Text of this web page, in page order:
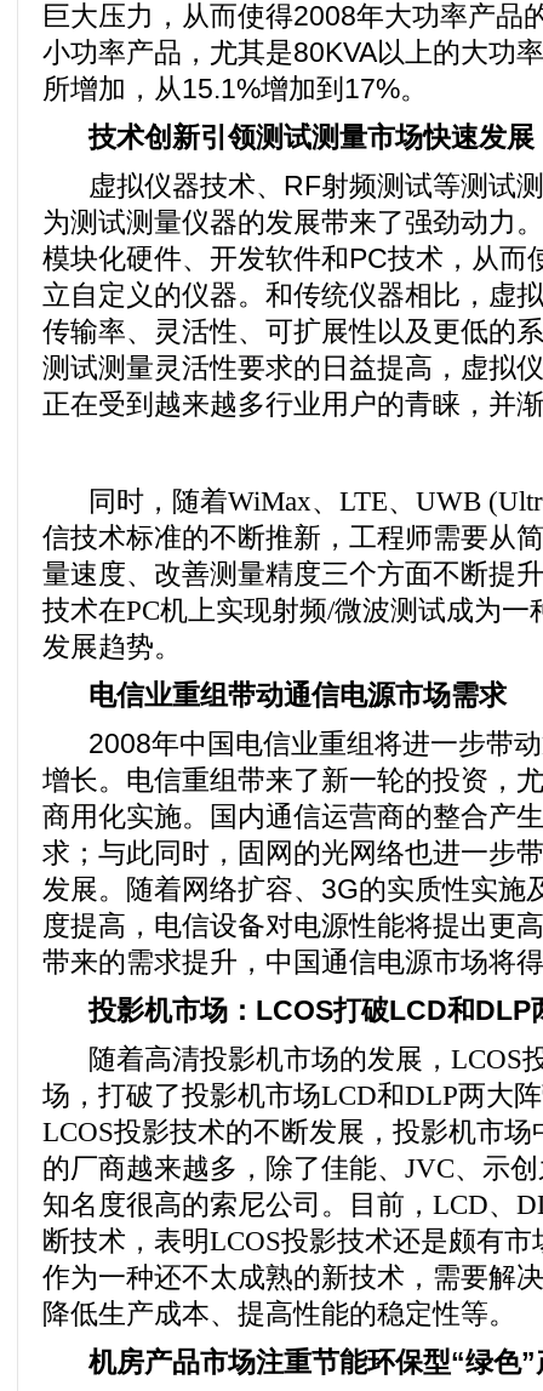
巨大压力，从而使得2008年大功率产品
小功率产品，尤其是80KVA以上的大功
所增加，从15.1%增加到17%。
技术创新引领测试测量市场快速发展
虚拟仪器技术、RF射频测试等测试
为测试测量仪器的发展带来了强劲动力
模块化硬件、开发软件和PC技术，从而
立自定义的仪器。和传统仪器相比，虚
传输率、灵活性、可扩展性以及更低的
测试测量灵活性要求的日益提高，虚拟
正在受到越来越多行业用户的青睐，并
同时，随着WiMax、 LTE、 UWB
信技术标准的不断推新，工程师需要从
量速度、改善测量精度三个方面不断提
技术在PC机上实现射频/微波测试成为一
发展趋势。
电信业重组带动通信电源市场需求
2008年中国电信业重组将进一步带
增长。电信重组带来了新一轮的投资，
商用化实施。国内通信运营商的整合产
求；与此同时，固网的光网络也进一步
发展。随着网络扩容、3G的实质性实施
度提高，电信设备对电源性能将提出更
带来的需求提升，中国通信电源市场将
投影机市场：LCOS打破LCD和DLP
随着高清投影机市场的发展， LCOS
场，打破了投影机市场LCD和DLP两大
LCOS投影技术的不断发展，投影机市场
的厂商越来越多，除了佳能、 JVC、示
知名度很高的索尼公司。目前， LCD、
断技术，表明LCOS投影技术还是颇有
作为一种还不太成熟的新技术，需要解
降低生产成本、提高性能的稳定性等。
机房产品市场注重节能环保型“绿色”